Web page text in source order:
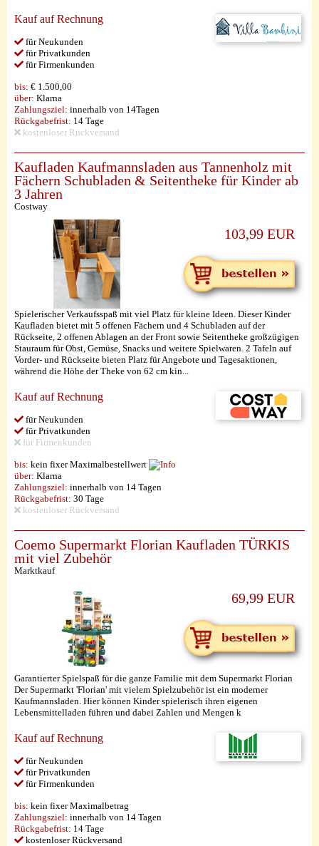
Kauf auf Rechnung
für Neukunden
für Privatkunden
für Firmenkunden
bis: € 1.500,00
über: Klarna
Zahlungsziel: innerhalb von 14Tagen
Rückgabefrist: 14 Tage
kostenloser Rückversand
Kaufladen Kaufmannsladen aus Tannenholz mit
Fächern Schubladen & Seitentheke für Kinder ab
3 Jahren
Costway
103,99 EUR
Spielerischer Verkaufsspaß mit viel Platz für kleine Ideen. Dieser Kinder
Kaufladen bietet mit 5 offenen Fächern und 4 Schubladen auf der
Rückseite, 2 offenen Ablagen an der Front sowie Seitentheke großzügigen
Stauraum für Obst, Gemüse, Snacks und weitere Spielwaren. 2 Tafeln auf
Vorder- und Rückseite bieten Platz für Angebote und Tagesaktionen,
während die Höhe der Theke von 62 cm kin...
Kauf auf Rechnung
für Neukunden
für Privatkunden
für Firmenkunden
bis: kein fixer Maximalbestellwert
über: Klarna
Zahlungsziel: innerhalb von 14 Tagen
Rückgabefrist: 30 Tage
kostenloser Rückversand
Coemo Supermarkt Florian Kaufladen TÜRKIS
mit viel Zubehör
Marktkauf
69,99 EUR
Garantierter Spielspaß für die ganze Familie mit dem Supermarkt Florian
Der Supermarkt 'Florian' mit vielem Spielzubehör ist ein moderner
Kaufmannsladen. Hier können Kinder spielerisch ihren eigenen
Lebensmittelladen führen und dabei Zahlen und Mengen k
Kauf auf Rechnung
für Neukunden
für Privatkunden
für Firmenkunden
bis: kein fixer Maximalbetrag
Zahlungsziel: innerhalb von 14 Tagen
Rückgabefrist: 14 Tage
kostenloser Rückversand